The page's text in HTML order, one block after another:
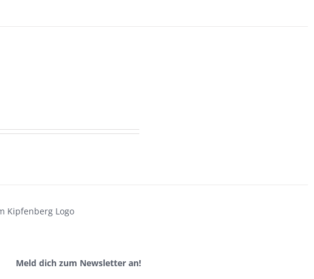
Meld dich zum Newsletter an!